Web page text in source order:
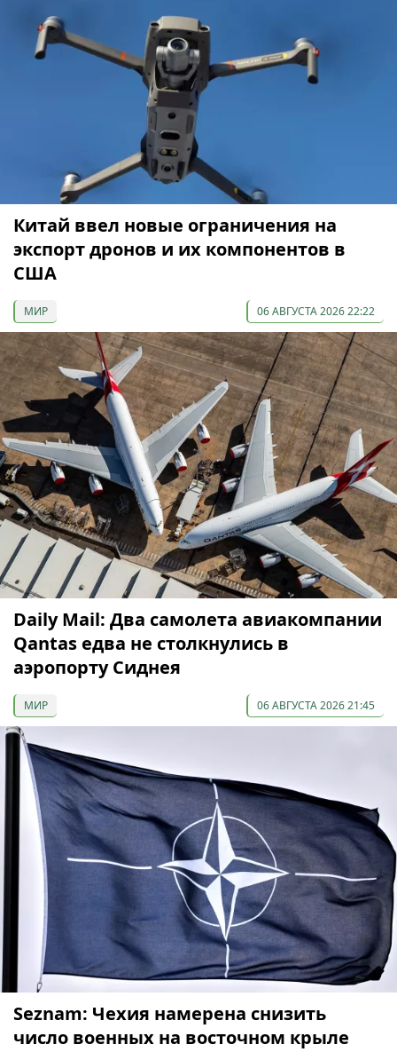
Китай ввел новые ограничения на
экспорт дронов и их компонентов в
США
МИР 06 АВГУСТА 2026 22:22
Daily Mail: Два самолета авиакомпании
Qantas едва не столкнулись в
аэропорту Сиднея
МИР 06 АВГУСТА 2026 21:45
Seznam: Чехия намерена снизить
число военных на восточном крыле